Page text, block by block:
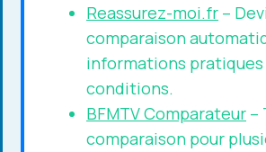
Reassurez-moi.fr –
comparaison
informations pratiques
conditions.
BFMTV Comparateur –
comparaison pour